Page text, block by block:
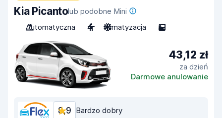
Kia Picantolub podobne Mini
Automatyczna
4 Klimatyzacja 5
43,12 zł
za dzień
Darmowe anulowanie
8,9 Bardzo dobry